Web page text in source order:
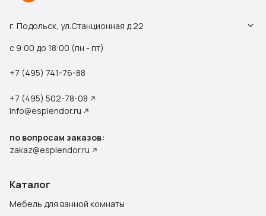
г. Подольск, ул.Станционная д.22
с 9:00 до 18:00 (пн - пт)
+7 (495) 741-76-88
+7 (495) 502-78-08
info@esplendor.ru
по вопросам заказов:
zakaz@esplendor.ru
Каталог
Мебель для ванной комнаты